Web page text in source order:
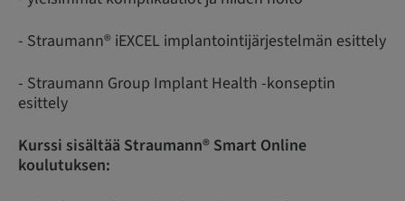
- Straumann® iEXCEL implantointijärjestelmän esittely
- Straumann Group Implant Health -konseptin
esittely
Kurssi sisältää Straumann® Smart Online
koulutuksen: